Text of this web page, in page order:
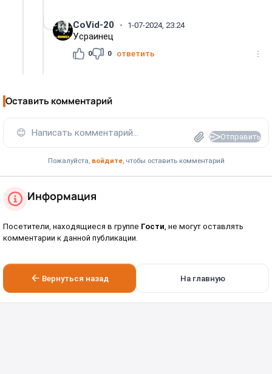
CoVid-20 1-07-2024, 23:24
Усраинец
0 0 ответить
Оставить комментарий
😊 Написать комментарий... Отправить
Пожалуйста, войдите, чтобы оставить комментарий
Информация
Посетители, находящиеся в группе Гости, не могут оставлять
комментарии к данной публикации.
Вернуться назад На главную